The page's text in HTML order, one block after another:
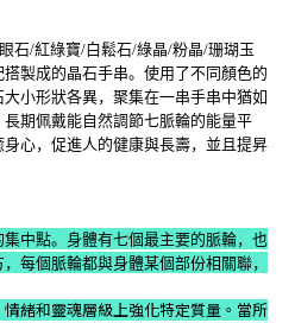
石/紅綠寶/白鬆石/綠晶/粉晶/珊瑚玉
製成的晶石手串。使用了不同顏色的
小形狀各異，聚集在一串手串中猶如
期佩戴能自然調節七脈輪的能量平
心，促進人的健康與長壽，並且提昇
中點。身體有七個最主要的脈輪，也
每個脈輪都與身體某個部份相關聯，
緒和靈魂層級上強化特定質量。當所